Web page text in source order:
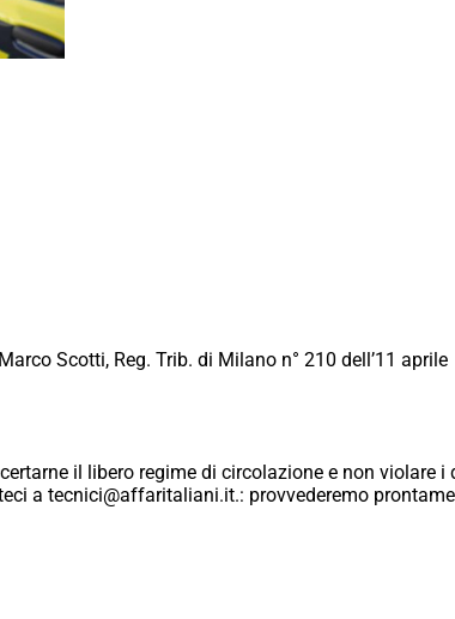
Scotti, Reg. Trib. di Milano n° 210 dell’11 aprile
il libero regime di circolazione e non violare i
a tecnici@affaritaliani.it.: provvederemo